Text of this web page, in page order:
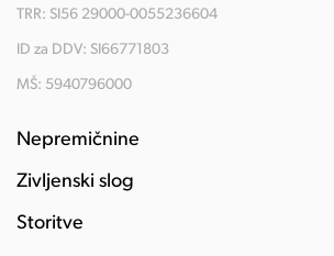
TRR: SI56 29000-0055236604
ID za DDV: SI66771803
MŠ: 5940796000
Nepremičnine
Življenski slog
Storitve